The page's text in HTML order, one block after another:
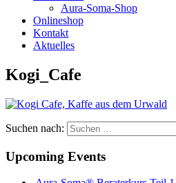
Aura-Soma-Shop
Onlineshop
Kontakt
Aktuelles
Kogi_Cafe
Suchen nach:
Upcoming Events